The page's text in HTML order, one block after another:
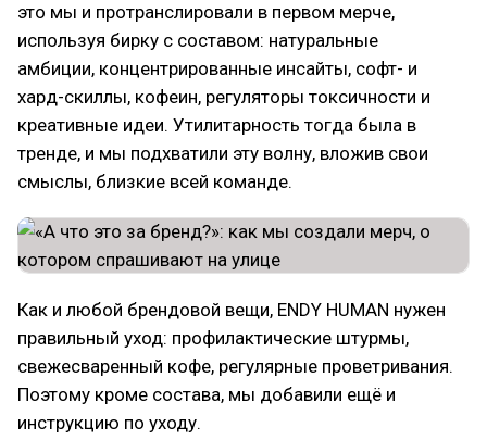
это мы и протранслировали в первом мерче,
используя бирку с составом: натуральные
амбиции, концентрированные инсайты, софт- и
хард-скиллы, кофеин, регуляторы токсичности и
креативные идеи. Утилитарность тогда была в
тренде, и мы подхватили эту волну, вложив свои
смыслы, близкие всей команде.
Как и любой брендовой вещи, ENDY HUMAN нужен
правильный уход: профилактические штурмы,
свежесваренный кофе, регулярные проветривания.
Поэтому кроме состава, мы добавили ещё и
инструкцию по уходу.